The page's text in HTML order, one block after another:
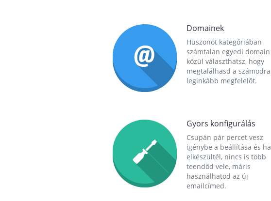
Domainek
Huszonöt kategóriában
számtalan egyedi domain
közül választhatsz, hogy
megtalálhasd a számodra
leginkább megfelelőt.
Gyors konfigurálás
Csupán pár percet vesz
igénybe a beállítása és ha
elkészültél, nincs is több
teendőd vele, máris
használhatod az új
emailcímed.